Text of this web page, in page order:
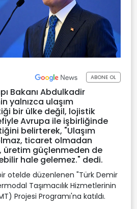
ABONE OL
Bakanı Abdulkadir
yalnızca ulaşım
bir ülke değil, lojistik
Avrupa ile işbirliğinde
belirterek, "Ulaşım
ticaret olmadan
üretim güçlenmeden de
hale gelemez." dedi.
otelde düzenlenen "Türk Demir
Taşımacılık Hizmetlerinin
Projesi Programı'na katıldı.